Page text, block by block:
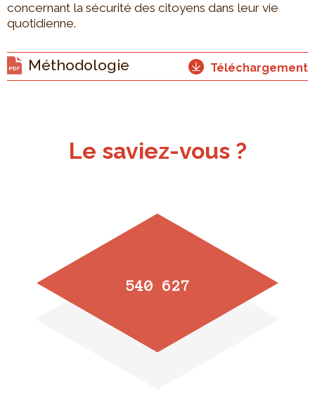
concernant la sécurité des citoyens dans leur vie
quotidienne.
Méthodologie Téléchargement
Le saviez-vous ?
540 627